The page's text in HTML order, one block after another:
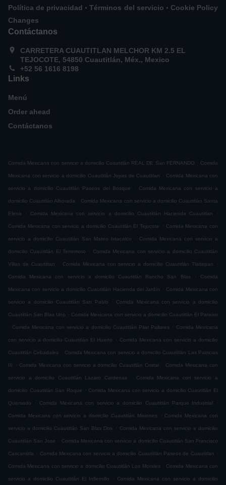
Política de privacidad . Términos del servicio . Cookie Policy
Changes
Contáctanos
CARRETERA CUAUTITLAN MELCHOR KM 2.5 EL
TEJOCOTE, 54850 Cuautitlán, Méx., Mexico
+52 56 1616 8198
Links
Menú
Order ahead
Contáctanos
Comida Mexicana con servicio a domicilio Cuautitlán REAL DE San FERNANDO . Comida
Mexicana con servicio a domicilio Cuautitlán Joyas de Cuautitlan . Comida Mexicana con
servicio a domicilio Cuautitlán Paseos del Bosque . Comida Mexicana con servicio a
domicilio Cuautitlán Alborada . Comida Mexicana con servicio a domicilio Cuautitlán Santa
Elena . Comida Mexicana con servicio a domicilio Cuautitlán Hacienda Cuautitlan .
Comida Mexicana con servicio a domicilio Cuautitlán El Tejocote . Comida Mexicana con
servicio a domicilio Cuautitlán San Mateo Ixtacalco . Comida Mexicana con servicio a
domicilio Cuautitlán El Terremoto . Comida Mexicana con servicio a domicilio Cuautitlán
Villas de Cuautitlan . Comida Mexicana con servicio a domicilio Cuautitlán Tlaltepan .
Comida Mexicana con servicio a domicilio Cuautitlán Rancho San Blas . Comida
Mexicana con servicio a domicilio Cuautitlán Hacienda del Jardín . Comida Mexicana con
servicio a domicilio Cuautitlán San Pablo . Comida Mexicana con servicio a domicilio
Cuautitlán San Blas Uno . Comida Mexicana con servicio a domicilio Cuautitlán El Paraiso
. Comida Mexicana con servicio a domicilio Cuautitlán Pilar Pallares . Comida Mexicana
con servicio a domicilio Cuautitlán El Huerto . Comida Mexicana con servicio a domicilio
Cuautitlán Cebadales . Comida Mexicana con servicio a domicilio Cuautitlán Las Patricias
III . Comida Mexicana con servicio a domicilio Cuautitlán Cristal . Comida Mexicana con
servicio a domicilio Cuautitlán Lazaro Cardenas . Comida Mexicana con servicio a
domicilio Cuautitlán San Roque . Comida Mexicana con servicio a domicilio Cuautitlán El
Quemado . Comida Mexicana con servicio a domicilio Cuautitlán Parque Industrial .
Comida Mexicana con servicio a domicilio Cuautitlán Misiones . Comida Mexicana con
servicio a domicilio Cuautitlán San Blas Dos . Comida Mexicana con servicio a domicilio
Cuautitlán San Jose . Comida Mexicana con servicio a domicilio Cuautitlán San Francisco
Cascantitla . Comida Mexicana con servicio a domicilio Cuautitlán Paseos de Cuautitlan .
Comida Mexicana con servicio a domicilio Cuautitlán Los Morales . Comida Mexicana con
servicio a domicilio Cuautitlán El Infiernillo . Comida Mexicana con servicio a domicilio